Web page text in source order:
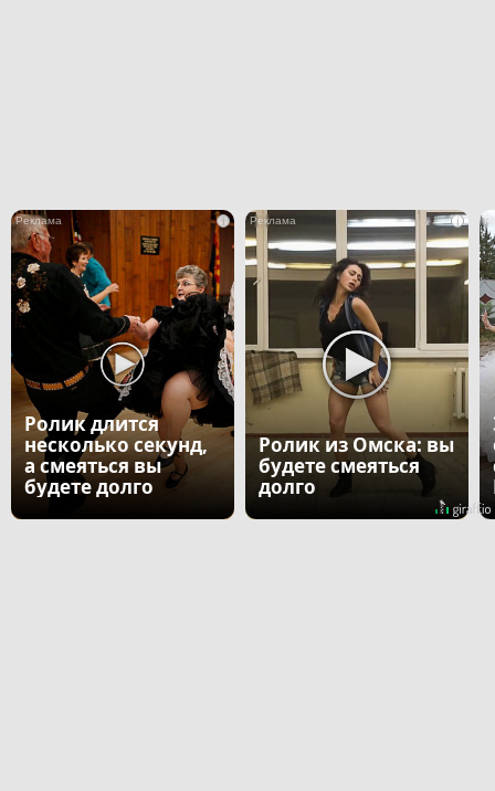
i
Ролик длится
несколько секунд,
а смеяться вы
будете долго
i
Ролик из Омска: вы
будете смеяться
долго